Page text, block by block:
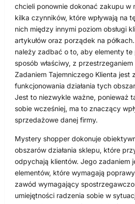
chcieli ponownie dokonać zakupu w
kilka czynników, które wpływają na
nich między innymi poziom obsługi
artykułów oraz porządek na
należy zadbać o to, aby elementy te
sposób właściwy, z
Zadaniem Tajemniczego Klienta jest
funkcjonowania działania tych
Jest to niezwykle ważne, ponieważ
sobie wcześniej, ma to znaczący
sprzedażowe danej firmy.
Mystery shopper dokonuje
obszarów działania sklepu, które
odpychają klientów. Jego zadaniem
elementów, które wymagają
zawód wymagający
umiejętności radzenia sobie w